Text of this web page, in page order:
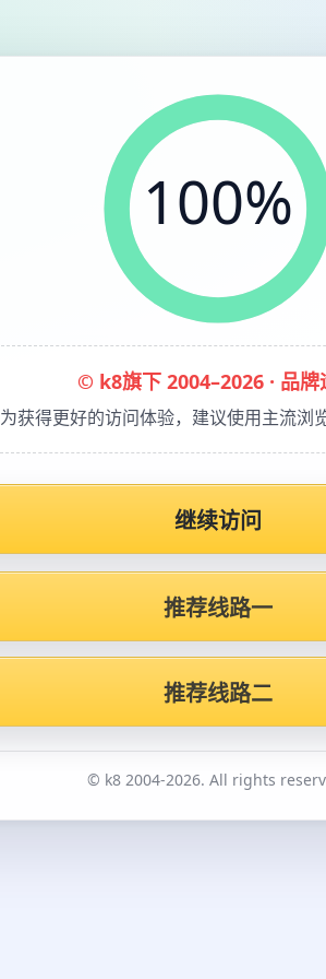
100%
© k8旗下 2004–2026 · 品牌
为获得更好的访问体验，建议使用主流浏
继续访问
推荐线路一
推荐线路二
© k8 2004-2026. All rights